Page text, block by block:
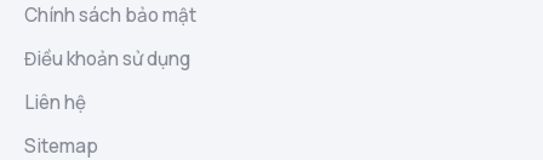
Chính sách bảo mật
Điều khoản sử dụng
Liên hệ
Sitemap